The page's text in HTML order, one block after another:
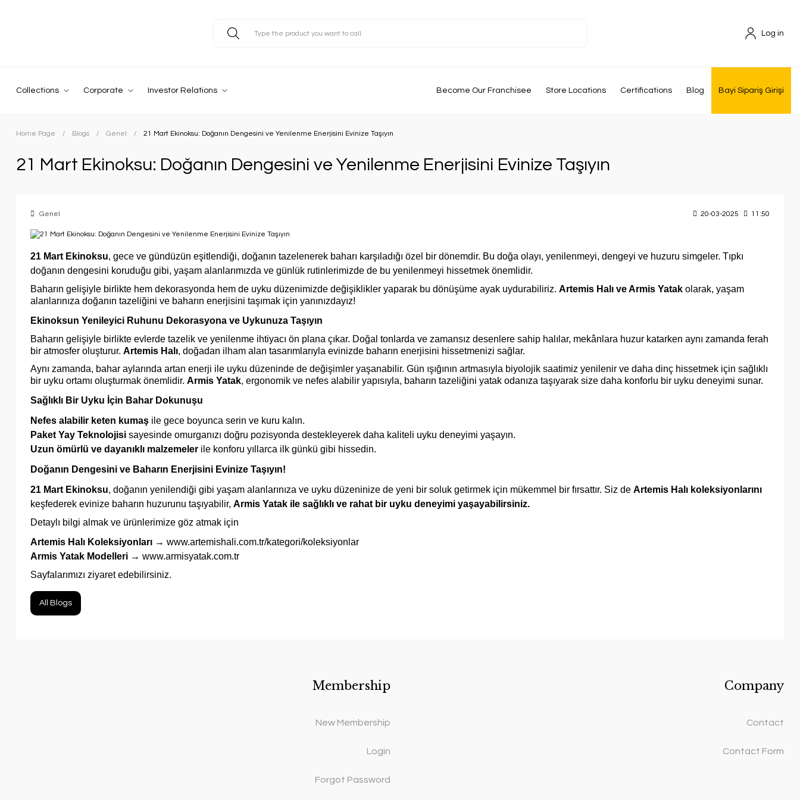
Log in
Collections Corporate Investor Relations Become Our Franchisee Store Locations Certifications Blog Bayi Sipariş Girişi
Home Page Blogs Genel 21 Mart Ekinoksu: Doğanın Dengesini ve Yenilenme Enerjisini Evinize Taşıyın
21 Mart Ekinoksu: Doğanın Dengesini ve Yenilenme Enerjisini Evinize Taşıyın
Genel 20-03-2025 11:50
21 Mart Ekinoksu, gece ve gündüzün eşitlendiği, doğanın tazelenerek baharı karşıladığı özel bir dönemdir. Bu doğa olayı, yenilenmeyi, dengeyi ve huzuru simgeler. Tıpkı
doğanın dengesini koruduğu gibi, yaşam alanlarımızda ve günlük rutinlerimizde de bu yenilenmeyi hissetmek önemlidir.
Baharın gelişiyle birlikte hem dekorasyonda hem de uyku düzenimizde değişiklikler yaparak bu dönüşüme ayak uydurabiliriz. Artemis Halı ve Armis Yatak olarak, yaşam
alanlarınıza doğanın tazeliğini ve baharın enerjisini taşımak için yanınızdayız!
Ekinoksun Yenileyici Ruhunu Dekorasyona ve Uykunuza Taşıyın
Baharın gelişiyle birlikte evlerde tazelik ve yenilenme ihtiyacı ön plana çıkar. Doğal tonlarda ve zamansız desenlere sahip halılar, mekânlara huzur katarken aynı zamanda ferah
bir atmosfer oluşturur. Artemis Halı, doğadan ilham alan tasarımlarıyla evinizde baharın enerjisini hissetmenizi sağlar.
Aynı zamanda, bahar aylarında artan enerji ile uyku düzeninde de değişimler yaşanabilir. Gün ışığının artmasıyla biyolojik saatimiz yenilenir ve daha dinç hissetmek için sağlıklı
bir uyku ortamı oluşturmak önemlidir. Armis Yatak, ergonomik ve nefes alabilir yapısıyla, baharın tazeliğini yatak odanıza taşıyarak size daha konforlu bir uyku deneyimi sunar.
Sağlıklı Bir Uyku İçin Bahar Dokunuşu
Nefes alabilir keten kumaş ile gece boyunca serin ve kuru kalın.
Paket Yay Teknolojisi sayesinde omurganızı doğru pozisyonda destekleyerek daha kaliteli uyku deneyimi yaşayın.
Uzun ömürlü ve dayanıklı malzemeler ile konforu yıllarca ilk günkü gibi hissedin.
Doğanın Dengesini ve Baharın Enerjisini Evinize Taşıyın!
21 Mart Ekinoksu, doğanın yenilendiği gibi yaşam alanlarınıza ve uyku düzeninize de yeni bir soluk getirmek için mükemmel bir fırsattır. Siz de Artemis Halı koleksiyonlarını
keşfederek evinize baharın huzurunu taşıyabilir, Armis Yatak ile sağlıklı ve rahat bir uyku deneyimi yaşayabilirsiniz.
Detaylı bilgi almak ve ürünlerimize göz atmak için
Artemis Halı Koleksiyonları → www.artemishali.com.tr/kategori/koleksiyonlar
Armis Yatak Modelleri → www.armisyatak.com.tr
Sayfalarımızı ziyaret edebilirsiniz.
All Blogs
Company
Contact
Contact Form
Membership
New Membership
Login
Forgot Password